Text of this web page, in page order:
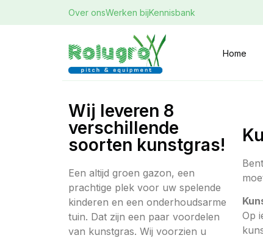
Over onsWerken bijKennisbank
Home
Wij leveren 8
verschillende
soorten kunstgras!
Een altijd groen gazon, een
prachtige plek voor uw spelende
kinderen en een onderhoudsarme
tuin. Dat zijn een paar voordelen
van kunstgras. Wij voorzien u
Op